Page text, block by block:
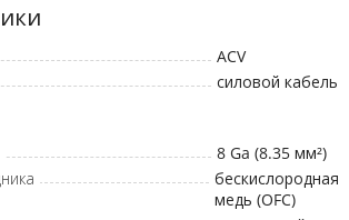
Состав: Чистая бескислородная медь 99,99%
в жиле (мм/шт): 7x55/0.15 мм •
1х8,3 • Цвет изоляции: Чёрный •
в катушке: 25 м
ACV
силовой кабель
8 Ga (8.35 мм²)
бескислородная
медь (OFC)